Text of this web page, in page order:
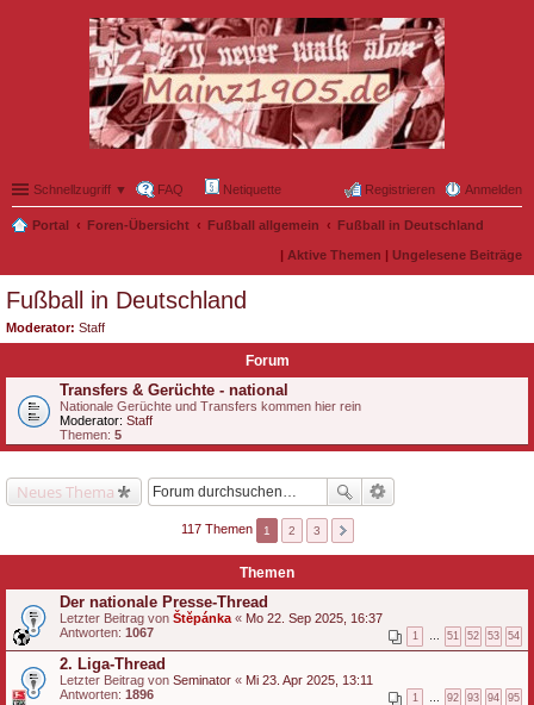
Schnellzugriff ▼ FAQ Netiquette Anmelden
Registrieren
Portal Foren-Übersicht Fußball allgemein Fußball in Deutschland
| Aktive Themen | Ungelesene Beiträge
Fußball in Deutschland
Moderator: Staff
Forum
Transfers & Gerüchte - national
Nationale Gerüchte und Transfers kommen hier rein
Moderator: Staff
Themen: 5
Neues Thema
117 Themen 1 2 3
Themen
Der nationale Presse-Thread
Letzter Beitrag von Štěpánka « Mo 22. Sep 2025, 16:37
Antworten: 1067 1 51 52 53 54
2. Liga-Thread
Letzter Beitrag von Seminator « Mi 23. Apr 2025, 13:11
Antworten: 1896 1 92 93 94 95